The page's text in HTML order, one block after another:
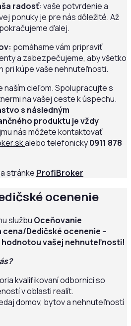
radosť: vaše potvrdenie a
ponuky je pre nás dôležité. Až
ďalej.
pomáhame vám pripraviť
a zabezpečujeme, aby všetko
pri kúpe vaše nehnuteľnosti.
naším cieľom. Spolupracujte s
na vašej ceste k úspechu.
s následným
produktu je vždy
nás môžete kontaktovať
alebo telefonicky0911 878
stránke ProfiBroker
ocenenie
službu Oceňovanie
Dedičské ocenenie –
vašej nehnuteľnosti!
kvalifikovaní odborníci so
v oblasti realít.
domov, bytov a nehnuteľností